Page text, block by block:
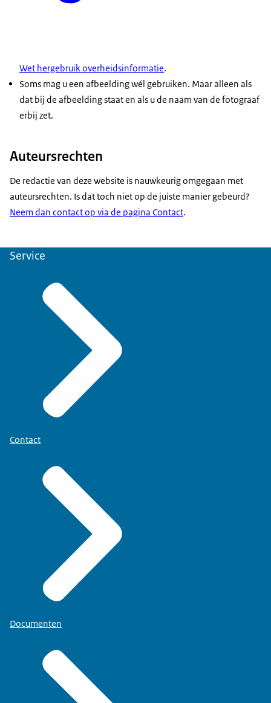
Wet hergebruik overheidsinformatie.
Soms mag u een afbeelding wél gebruiken. Maar alleen als
dat bij de afbeelding staat en als u de naam van de fotograaf
erbij zet.
Auteursrechten
De redactie van deze website is nauwkeurig omgegaan met
auteursrechten. Is dat toch niet op de juiste manier gebeurd?
Neem dan contact op via de pagina Contact.
Service
Contact
Documenten